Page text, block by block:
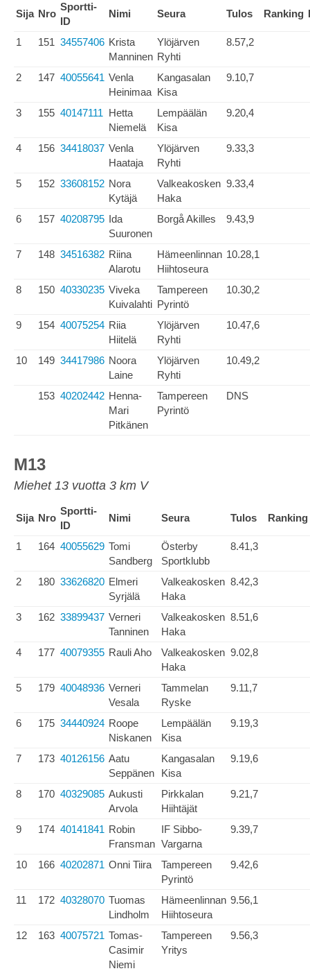
Sija Nro
Sportti-
ID
Nimi Seura Tulos Ranking
1 151 34557406 Krista
Manninen
Ylöjärven
Ryhti
8.57,2
2 147 40055641 Venla
Heinimaa
Kangasalan
Kisa
9.10,7
3 155 40147111 Hetta
Niemelä
Lempäälän
Kisa
9.20,4
4 156 34418037 Venla
Haataja
Ylöjärven
Ryhti
9.33,3
5 152 33608152 Nora
Kytäjä
Valkeakosken
Haka
9.33,4
6 157 40208795 Ida
Suuronen
Borgå Akilles 9.43,9
7 148 34516382 Riina
Alarotu
Hämeenlinnan
Hiihtoseura
10.28,1
8 150 40330235 Viveka
Kuivalahti
Tampereen
Pyrintö
10.30,2
9 154 40075254 Riia
Hiitelä
Ylöjärven
Ryhti
10.47,6
10 149 34417986 Noora
Laine
Ylöjärven
Ryhti
10.49,2
153 40202442 Henna-
Mari
Pitkänen
Tampereen
Pyrintö
DNS
M13
Miehet 13 vuotta 3 km V
Sija Nro
Sportti-
ID
Nimi Seura Tulos Ranking
1 164 40055629 Tomi
Sandberg
Österby
Sportklubb
8.41,3
2 180 33626820 Elmeri
Syrjälä
Valkeakosken
Haka
8.42,3
3 162 33899437 Verneri
Tanninen
Valkeakosken
Haka
8.51,6
4 177 40079355 Rauli Aho
Valkeakosken
Haka
9.02,8
5 179 40048936 Verneri
Vesala
Tammelan
Ryske
9.11,7
6 175 34440924 Roope
Niskanen
Lempäälän
Kisa
9.19,3
7 173 40126156 Aatu
Seppänen
Kangasalan
Kisa
9.19,6
8 170 40329085 Aukusti
Arvola
Pirkkalan
Hiihtäjät
9.21,7
9 174 40141841 Robin
Fransman
IF Sibbo-
Vargarna
9.39,7
10 166 40202871 Onni Tiira
Tampereen
Pyrintö
9.42,6
11 172 40328070 Tuomas
Lindholm
Hämeenlinnan
Hiihtoseura
9.56,1
12 163 40075721 Tomas-
Casimir
Niemi
Tampereen
Yritys
9.56,3